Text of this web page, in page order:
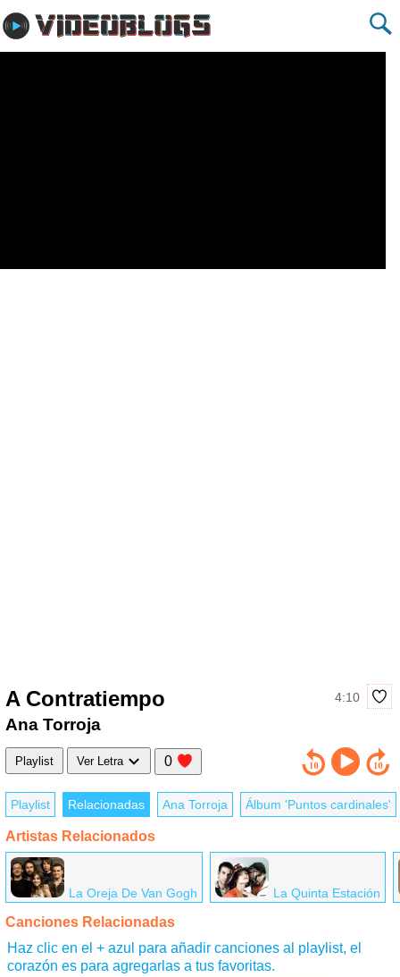
A Contratiempo 4:10
Ana Torroja
Playlist Ver Letra 0
Playlist Relacionadas Ana Torroja Álbum 'Puntos cardinales'
Artistas Relacionados
La Oreja De Van Gogh La Quinta Estación
Canciones Relacionadas
Haz clic en el + azul para añadir canciones al playlist, el
corazón es para agregarlas a tus favoritas.